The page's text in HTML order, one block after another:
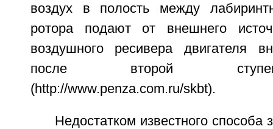
воздух в полость между
ротора подают от внешнего
воздушного ресивера двигателя
после второй
(http://www.penza.com.ru/skbt).
Недостатком известного